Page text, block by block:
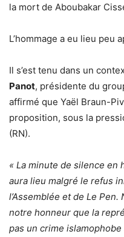
la mort de Aboubakar
L’hommage a eu lieu peu
Il s’est tenu dans un
Panot, présidente du
affirmé que Yaël Braun-
proposition, sous la
(RN).
« La minute de silence en
aura lieu malgré le refus
l’Assemblée et de Le Pen.
notre honneur que la
pas un crime islamophobe